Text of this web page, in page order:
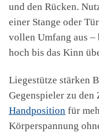
und den Rücken.
einer Stange oder
vollen Umfang aus –
hoch bis das Kinn
Liegestütze stärken
Gegenspieler zu den
Handposition für
Körperspannung